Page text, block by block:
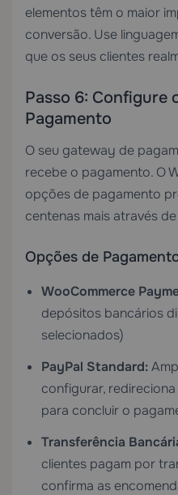
elementos têm o maior
conversão. Use
que os seus clientes
Passo 6: Configure
Pagamento
O seu gateway de
recebe o pagamento. O
opções de pagamento
centenas mais através
Opções de
WooCommerce
depósitos bancários
selecionados)
PayPal Standard:
configurar,
para concluir o
Transferência
clientes pagam por
confirma as